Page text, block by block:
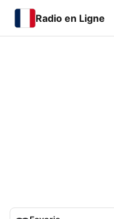
Radio en Ligne